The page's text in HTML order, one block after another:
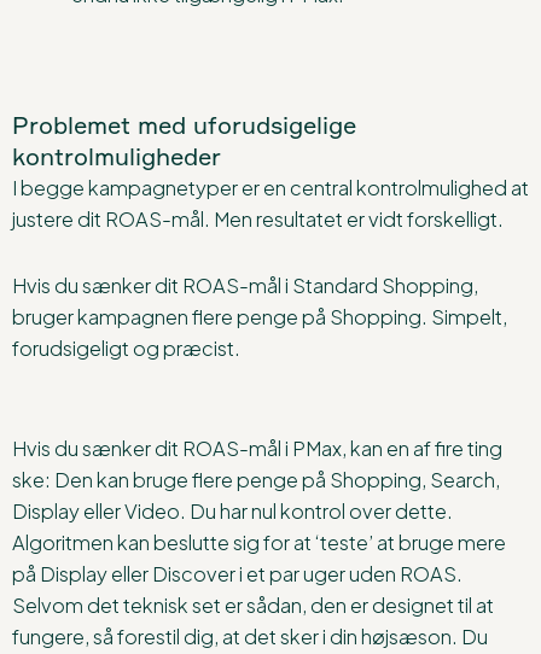
Problemet med uforudsigelige
kontrolmuligheder
I begge kampagnetyper er en central kontrolmulighed at
justere dit ROAS-mål. Men resultatet er vidt forskelligt.
Hvis du sænker dit ROAS-mål i Standard Shopping,
bruger kampagnen flere penge på Shopping. Simpelt,
forudsigeligt og præcist.
Hvis du sænker dit ROAS-mål i PMax, kan en af fire ting
ske: Den kan bruge flere penge på Shopping, Search,
Display eller Video. Du har nul kontrol over dette.
Algoritmen kan beslutte sig for at ‘teste’ at bruge mere
på Display eller Discover i et par uger uden ROAS.
Selvom det teknisk set er sådan, den er designet til at
fungere, så forestil dig, at det sker i din højsæson. Du